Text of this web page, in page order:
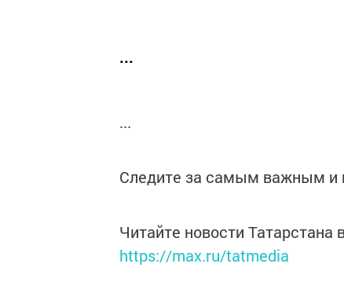
...
...
Следите за самым важным и
Читайте новости
https://max.ru/tatmedia